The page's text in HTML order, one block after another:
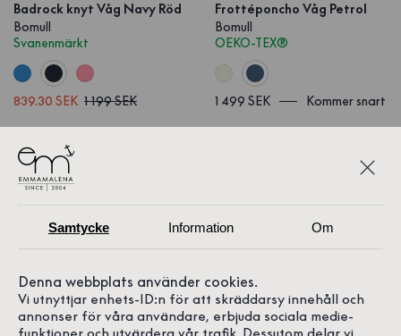
Badrock knyt Våg Navy Röd
Bomull
Svanenmärkt
839.30 SEK 1 199 SEK
Frottéponcho Våg Petrol
Bomull
OEKO-TEX®
1 499 SEK Kommer snart
Samtycke Information Om
Denna webbplats använder cookies.
Vi utnyttjar enhets-ID:n för att skräddarsy innehåll och
annonser för våra användare, erbjuda sociala medie-
funktioner och utvärdera vår trafik. Dessutom delar vi